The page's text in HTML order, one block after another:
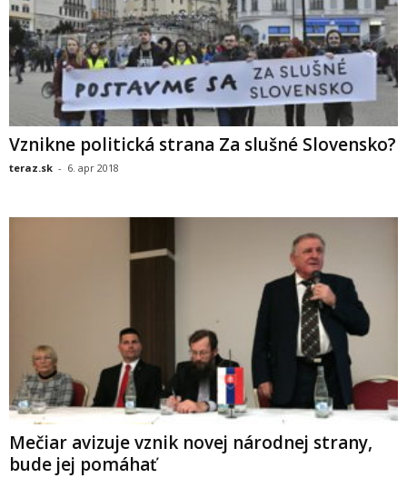
Vznikne politická strana Za slušné Slovensko?
teraz.sk - 6. apr 2018
Mečiar avizuje vznik novej národnej strany,
bude jej pomáhať